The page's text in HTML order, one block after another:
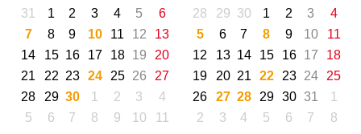
31
1 2 3 4 5
6
7
8 9 10 11 12
13
14
15 16 17 18 19
20
21
22 23 24 25 26
27
28
29 30 1 2 3
4
5
6 7 8 9 10 11
28
29 30 1 2 3
4
5
6 7 8 9 10
11
12
13 14 15 16 17
18
19
20 21 22 23 24
25
26
27 28 29 30 31
1
2
3 4 5 6 7 8